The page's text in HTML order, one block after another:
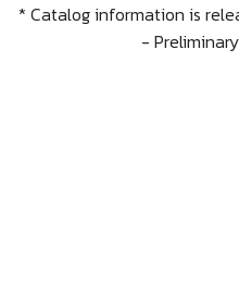
* Catalog information is
-